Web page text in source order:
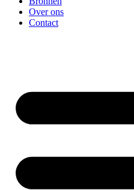
Over ons
Contact